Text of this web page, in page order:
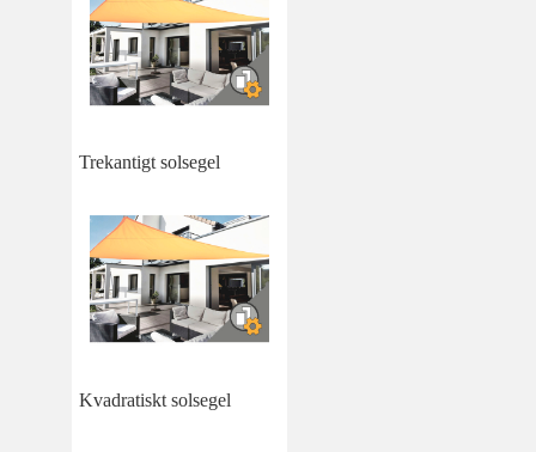
Trekantigt solsegel
Kvadratiskt solsegel